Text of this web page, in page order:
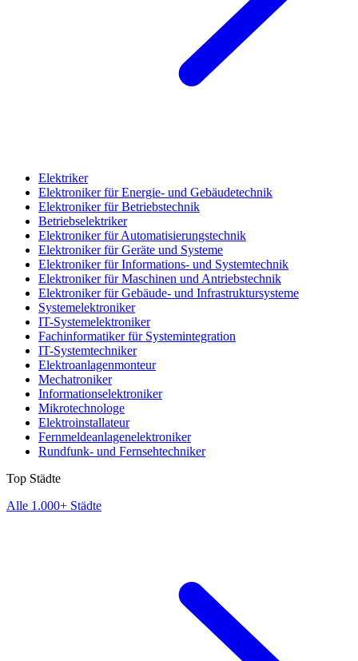
Elektriker
Elektroniker für Energie- und Gebäudetechnik
Elektroniker für Betriebstechnik
Betriebselektriker
Elektroniker für Automatisierungstechnik
Elektroniker für Geräte und Systeme
Elektroniker für Informations- und Systemtechnik
Elektroniker für Maschinen und Antriebstechnik
Elektroniker für Gebäude- und Infrastruktursysteme
Systemelektroniker
IT-Systemelektroniker
Fachinformatiker für Systemintegration
IT-Systemtechniker
Elektroanlagenmonteur
Mechatroniker
Informationselektroniker
Mikrotechnologe
Elektroinstallateur
Fernmeldeanlagenelektroniker
Rundfunk- und Fernsehtechniker
Top Städte
Alle 1.000+ Städte